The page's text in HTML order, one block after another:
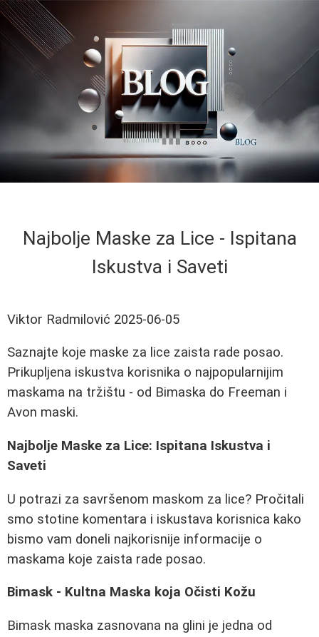
Najbolje Maske za Lice - Ispitana
Iskustva i Saveti
Viktor Radmilović 2025-06-05
Saznajte koje maske za lice zaista rade posao.
Prikupljena iskustva korisnika o najpopularnijim
maskama na tržištu - od Bimaska do Freeman i
Avon maski.
Najbolje Maske za Lice: Ispitana Iskustva i
Saveti
U potrazi za savršenom maskom za lice? Pročitali
smo stotine komentara i iskustava korisnica kako
bismo vam doneli najkorisnije informacije o
maskama koje zaista rade posao.
Bimask - Kultna Maska koja Očisti Kožu
Bimask maska zasnovana na glini je jedna od